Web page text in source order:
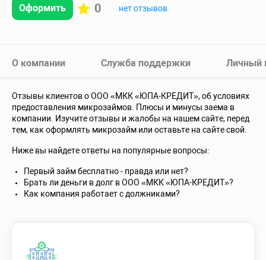
Оформить 0 нет отзывов
О компании Служба поддержки Личный
Отзывы клиентов о ООО «МКК «ЮПА-КРЕДИТ», об условиях
предоставления микрозаймов. Плюсы и минусы заема в
компании. Изучите отзывы и жалобы на нашем сайте, перед
тем, как оформлять микрозайм или оставьте на сайте свой.
Ниже вы найдете ответы на популярные вопросы:
Первый займ бесплатно - правда или нет?
Брать ли деньги в долг в ООО «МКК «ЮПА-КРЕДИТ»?
Как компания работает с должниками?